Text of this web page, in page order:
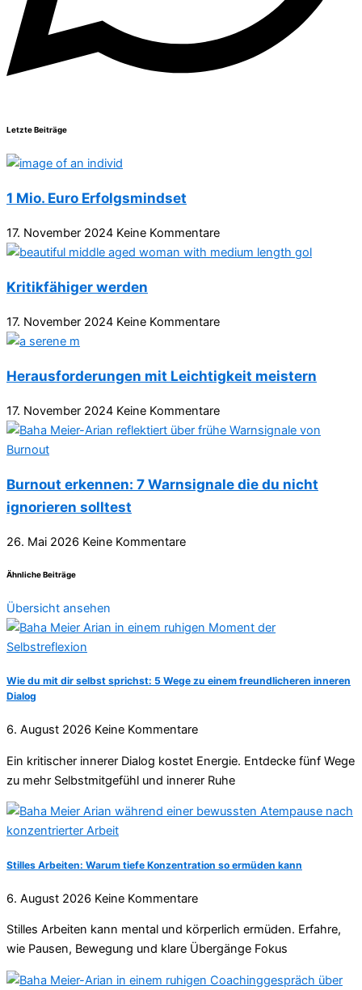
Letzte Beiträge
1 Mio. Euro Erfolgsmindset
17. November 2024 Keine Kommentare
Kritikfähiger werden
17. November 2024 Keine Kommentare
Herausforderungen mit Leichtigkeit meistern
17. November 2024 Keine Kommentare
Burnout erkennen: 7 Warnsignale die du nicht
ignorieren solltest
26. Mai 2026 Keine Kommentare
Ähnliche Beiträge
Übersicht ansehen
Wie du mit dir selbst sprichst: 5 Wege zu einem freundlicheren inneren
Dialog
6. August 2026 Keine Kommentare
Ein kritischer innerer Dialog kostet Energie. Entdecke fünf Wege
zu mehr Selbstmitgefühl und innerer Ruhe
Stilles Arbeiten: Warum tiefe Konzentration so ermüden kann
6. August 2026 Keine Kommentare
Stilles Arbeiten kann mental und körperlich ermüden. Erfahre,
wie Pausen, Bewegung und klare Übergänge Fokus